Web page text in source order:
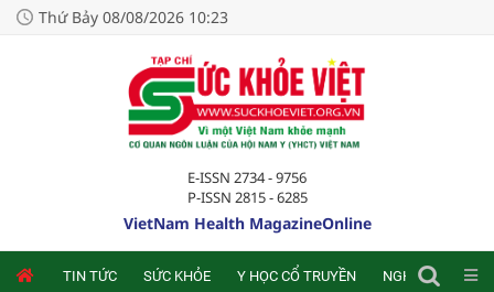
Thứ Bảy 08/08/2026 10:23
E-ISSN 2734 - 9756
P-ISSN 2815 - 6285
VietNam Health MagazineOnline
TIN TỨC SỨC KHỎE Y HỌC CỔ TRUYỀN NGHIÊN CỨU